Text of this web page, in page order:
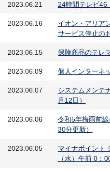
2023.06.21 24時間テレビ46
2023.06.16
イオン・アリア
サービス停止の
2023.06.15 保険商品のテレ
2023.06.09 個人インターネ
2023.06.07
システムメンテ
月12日）
2023.06.06
令和5年梅雨前
30分更新）
2023.06.05
マイナポイント
（水）午前 0：00